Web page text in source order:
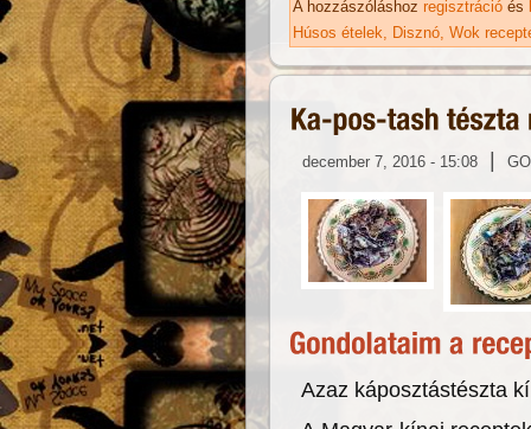
A hozzászóláshoz regisztráció és
Húsos ételek
Disznó Wok
december 7, 2016 - 15:08 |
Azaz káposztástészta